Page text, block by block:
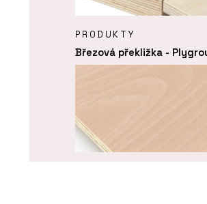
PRODUKTY
Březová překližka -